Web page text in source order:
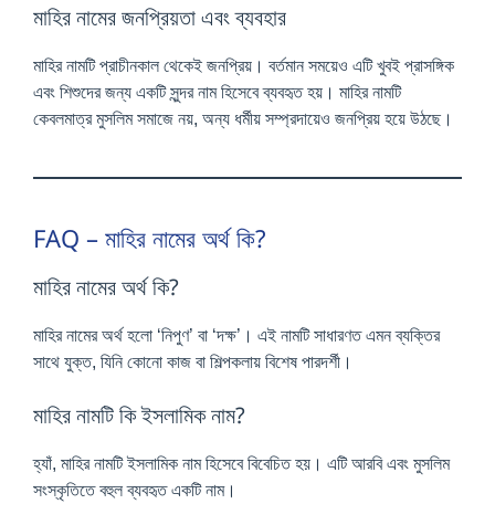
মাহির নামের জনপ্রিয়তা এবং ব্যবহার
মাহির নামটি প্রাচীনকাল থেকেই জনপ্রিয়। বর্তমান সময়েও এটি খুবই প্রাসঙ্গিক
এবং শিশুদের জন্য একটি সুন্দর নাম হিসেবে ব্যবহৃত হয়। মাহির নামটি
কেবলমাত্র মুসলিম সমাজে নয়, অন্য ধর্মীয় সম্প্রদায়েও জনপ্রিয় হয়ে উঠছে।
FAQ – মাহির নামের অর্থ কি?
মাহির নামের অর্থ কি?
মাহির নামের অর্থ হলো ‘নিপুণ’ বা ‘দক্ষ’। এই নামটি সাধারণত এমন ব্যক্তির
সাথে যুক্ত, যিনি কোনো কাজ বা শিল্পকলায় বিশেষ পারদর্শী।
মাহির নামটি কি ইসলামিক নাম?
হ্যাঁ, মাহির নামটি ইসলামিক নাম হিসেবে বিবেচিত হয়। এটি আরবি এবং মুসলিম
সংস্কৃতিতে বহুল ব্যবহৃত একটি নাম।